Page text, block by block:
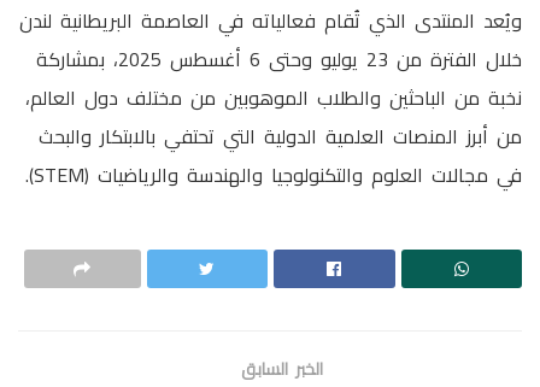
ويُعد المنتدى الذي تُقام فعالياته في العاصمة البريطانية لندن
خلال الفترة من 23 يوليو وحتى 6 أغسطس 2025، بمشاركة
نخبة من الباحثين والطلاب الموهوبين من مختلف دول العالم،
من أبرز المنصات العلمية الدولية التي تحتفي بالابتكار والبحث
في مجالات العلوم والتكنولوجيا والهندسة والرياضيات (STEM).
الخبر السابق